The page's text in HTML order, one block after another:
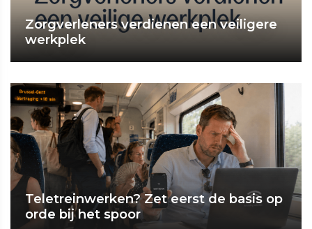
Zorgverleners verdienen een veiligere
werkplek
Teletreinwerken? Zet eerst de basis op
orde bij het spoor